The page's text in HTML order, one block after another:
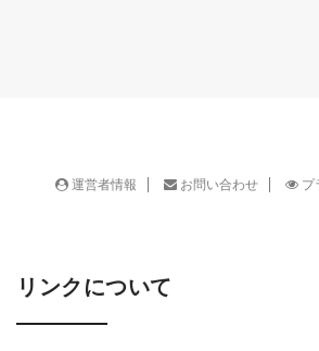
運営者情報 お問い合わせ プ
リンクについて